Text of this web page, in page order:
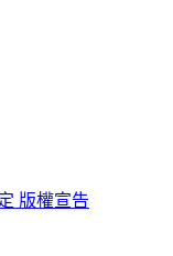
版權宣告